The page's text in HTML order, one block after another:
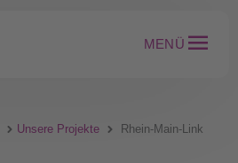
MENÜ
Unsere Projekte Rhein-Main-Link